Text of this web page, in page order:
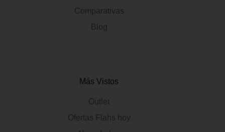
Comparativas
Blog
Más Vistos
Outlet
Ofertas Flahs hoy